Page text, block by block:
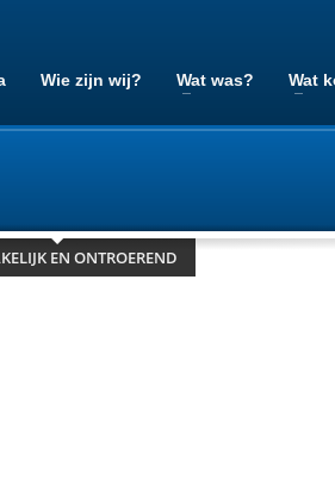
Wie zijn wij? Wat was? Wat
EN ONTROEREND